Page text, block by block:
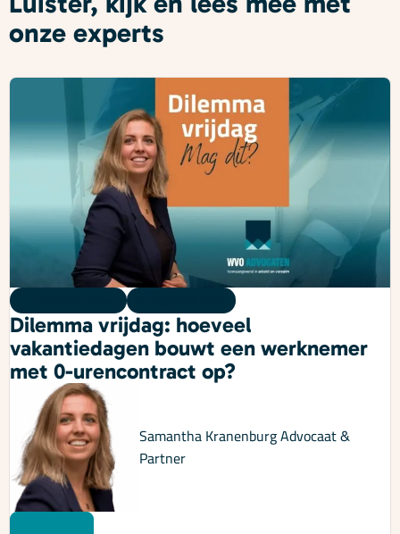
onze experts
Dilemma vrijdag: hoeveel
vakantiedagen bouwt een werknemer
met 0-urencontract op?
Samantha KranenburgAdvocaat &
Partner